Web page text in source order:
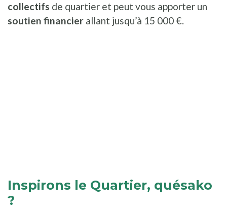
collectifs de quartier et peut vous apporter un
soutien financier allant jusqu’à 15 000 €.
Inspirons le Quartier, quésako
?